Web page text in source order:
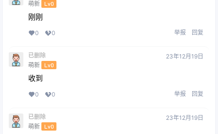
萌新 Lv0
刚刚
0 0 举报 回复
已删除
萌新 Lv0
23年12月19日
收到
0 0 举报 回复
已删除
萌新 Lv0
23年12月19日